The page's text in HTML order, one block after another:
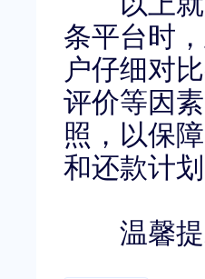
条平台时
户仔细对
评价等因
照，以保
和还款计
温馨提